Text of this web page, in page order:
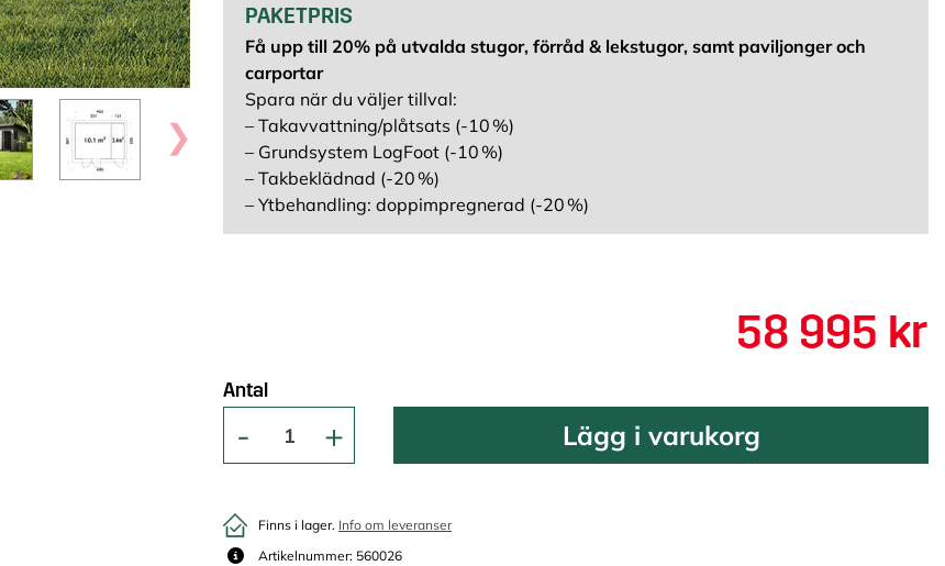
PAKETPRIS
Få upp till 20% på utvalda stugor, förråd & lekstugor, samt paviljonger och
carportar
Spara när du väljer tillval:
– Takavvattning/plåtsats (-10 %)
– Grundsystem LogFoot (-10 %)
– Takbeklädnad (-20 %)
– Ytbehandling: doppimpregnerad (-20 %)
58 995 kr
Antal
Lägg i varukorg
Finns i lager. Info om leveranser
Artikelnummer: 560026